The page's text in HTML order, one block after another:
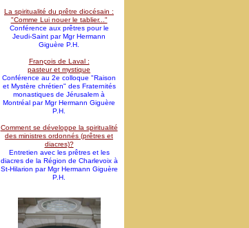
La spiritualité du prêtre diocésain :
"Comme Lui nouer le tablier..."
Conférence aux prêtres pour le
Jeudi-Saint par Mgr Hermann
Giguère P.H.
François de Laval :
pasteur et mystique
Conférence au 2e colloque "Raison
et Mystère chrétien" des Fraternités
monastiques de Jérusalem à
Montréal par Mgr Hermann Giguère
P.H.
Comment se développe la spiritualité
des ministres ordonnés (prêtres et
diacres)?
Entretien avec les prêtres et les
diacres de la Région de Charlevoix à
St-Hilarion par Mgr Hermann Giguère
P.H.